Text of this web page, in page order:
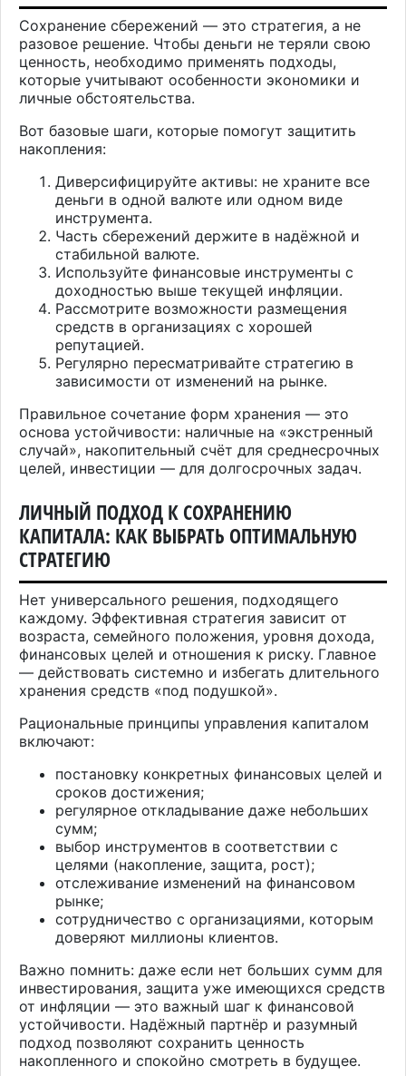
Сохранение сбережений — это стратегия, а не
разовое решение. Чтобы деньги не теряли свою
ценность, необходимо применять подходы,
которые учитывают особенности экономики и
личные обстоятельства.
Вот базовые шаги, которые помогут защитить
накопления:
Диверсифицируйте активы: не храните все
деньги в одной валюте или одном виде
инструмента.
Часть сбережений держите в надёжной и
стабильной валюте.
Используйте финансовые инструменты с
доходностью выше текущей инфляции.
Рассмотрите возможности размещения
средств в организациях с хорошей
репутацией.
Регулярно пересматривайте стратегию в
зависимости от изменений на рынке.
Правильное сочетание форм хранения — это
основа устойчивости: наличные на «экстренный
случай», накопительный счёт для среднесрочных
целей, инвестиции — для долгосрочных задач.
ЛИЧНЫЙ ПОДХОД К СОХРАНЕНИЮ
КАПИТАЛА: КАК ВЫБРАТЬ ОПТИМАЛЬНУЮ
СТРАТЕГИЮ
Нет универсального решения, подходящего
каждому. Эффективная стратегия зависит от
возраста, семейного положения, уровня дохода,
финансовых целей и отношения к риску. Главное
— действовать системно и избегать длительного
хранения средств «под подушкой».
Рациональные принципы управления капиталом
включают:
постановку конкретных финансовых целей и
сроков достижения;
регулярное откладывание даже небольших
сумм;
выбор инструментов в соответствии с
целями (накопление, защита, рост);
отслеживание изменений на финансовом
рынке;
сотрудничество с организациями, которым
доверяют миллионы клиентов.
Важно помнить: даже если нет больших сумм для
инвестирования, защита уже имеющихся средств
от инфляции — это важный шаг к финансовой
устойчивости. Надёжный партнёр и разумный
подход позволяют сохранить ценность
накопленного и спокойно смотреть в будущее.